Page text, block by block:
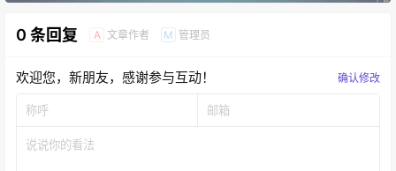
0 条回复 A 文章作者 M 管理员
欢迎您，新朋友，感谢参与互动！ 确认修改